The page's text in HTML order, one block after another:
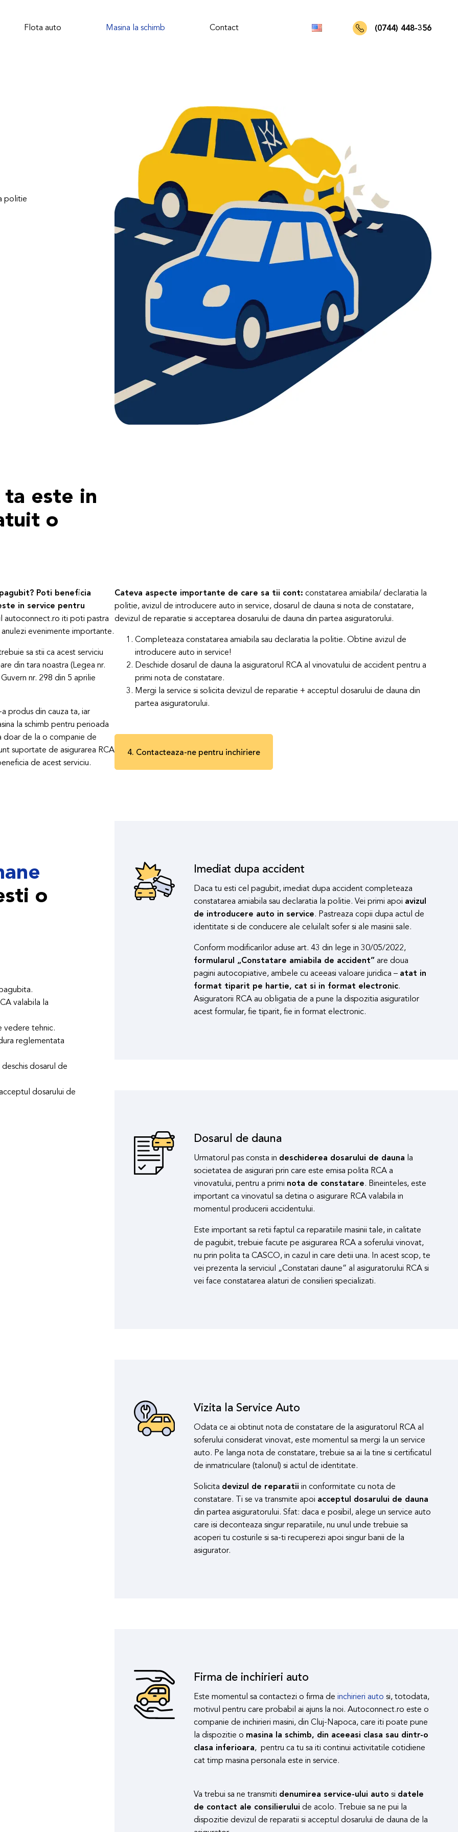
Flota auto Masina la schimb Contact (0744) 448-356
politie
ta este in
o
Poti beneficia
in service pentru
autoconnect.ro iti poti pastra
evenimente importante.
sa stii ca acest serviciu
din tara noastra (Legea nr.
nr. 298 din 5 aprilie
produs din cauza ta, iar
la schimb pentru perioada
doar de la o companie de
suportate de asigurarea RCA
de acest serviciu.
Cateva aspecte importante de care sa tii cont: constatarea amiabila/ declaratia la
politie, avizul de introducere auto in service, dosarul de dauna si nota de constatare,
devizul de reparatie si acceptarea dosarului de dauna din partea asiguratorului.
Completeaza constatarea amiabila sau declaratia la politie. Obtine avizul de
introducere auto in service!
Deschide dosarul de dauna la asiguratorul RCA al vinovatului de accident pentru a
primi nota de constatare.
Mergi la service si solicita devizul de reparatie + acceptul dosarului de dauna din
partea asiguratorului.
4. Contacteaza-ne pentru inchiriere
o
valabila la
vedere tehnic.
reglementata
dosarul de
dosarului de
Imediat dupa accident
Daca tu esti cel pagubit, imediat dupa accident completeaza
constatarea amiabila sau declaratia la politie. Vei primi apoi avizul
de introducere auto in service. Pastreaza copii dupa actul de
identitate si de conducere ale celuilalt sofer si ale masinii sale.
Conform modificarilor aduse art. 43 din lege in 30/05/2022,
formularul „Constatare amiabila de accident” are doua
pagini autocopiative, ambele cu aceeasi valoare juridica – atat in
format tiparit pe hartie, cat si in format electronic.
Asiguratorii RCA au obligatia de a pune la dispozitia asiguratilor
acest formular, fie tiparit, fie in format electronic.
Dosarul de dauna
Urmatorul pas consta in deschiderea dosarului de dauna la
societatea de asigurari prin care este emisa polita RCA a
vinovatului, pentru a primi nota de constatare. Bineinteles, este
important ca vinovatul sa detina o asigurare RCA valabila in
momentul producerii accidentului.
Este important sa retii faptul ca reparatiile masinii tale, in calitate
de pagubit, trebuie facute pe asigurarea RCA a soferului vinovat,
nu prin polita ta CASCO, in cazul in care detii una. In acest scop, te
vei prezenta la serviciul „Constatari daune” al asiguratorului RCA si
vei face constatarea alaturi de consilieri specializati.
Vizita la Service Auto
Odata ce ai obtinut nota de constatare de la asiguratorul RCA al
soferului considerat vinovat, este momentul sa mergi la un service
auto. Pe langa nota de constatare, trebuie sa ai la tine si certificatul
de inmatriculare (talonul) si actul de identitate.
Solicita devizul de reparatii in conformitate cu nota de
constatare. Ti se va transmite apoi acceptul dosarului de dauna
din partea asiguratorului. Sfat: daca e posibil, alege un service auto
care isi deconteaza singur reparatiile, nu unul unde trebuie sa
acoperi tu costurile si sa-ti recuperezi apoi singur banii de la
asigurator.
Firma de inchirieri auto
Este momentul sa contactezi o firma de inchirieri auto si, totodata,
motivul pentru care probabil ai ajuns la noi. Autoconnect.ro este o
companie de inchirieri masini, din Cluj-Napoca, care iti poate pune
la dispozitie o masina la schimb, din aceeasi clasa sau dintr-o
clasa inferioara, pentru ca tu sa iti continui activitatile cotidiene
cat timp masina personala este in service.
Va trebui sa ne transmiti denumirea service-ului auto si datele
de contact ale consilierului de acolo. Trebuie sa ne pui la
dispozitie devizul de reparatii si acceptul dosarului de dauna de la